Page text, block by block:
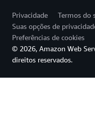
Privacidade
Termos do
Suas opções de
Preferências de cookies
© 2026, Amazon Web
direitos reservados.